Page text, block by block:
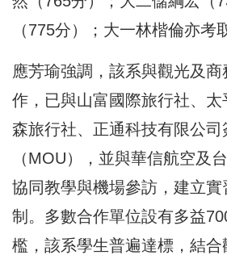
（775分）；大一林楷倫亦考
應芳瑜強調，該系與觀光及
作，已與山富國際旅行社、
森旅行社、正通科技有限公
（MOU），並與華信航空及
協同教學與機場參訪，建立
制。多數合作單位設有多益
檻，該系學生普遍達標，結